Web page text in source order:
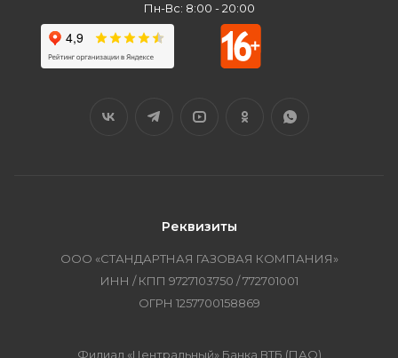
Пн-Вс: 8:00 - 20:00
Реквизиты
ООО «СТАНДАРТНАЯ ГАЗОВАЯ КОМПАНИЯ»
ИНН / КПП 9727103750 / 772701001
ОГРН 1257700158869
Филиал «Центральный» Банка ВТБ (ПАО)